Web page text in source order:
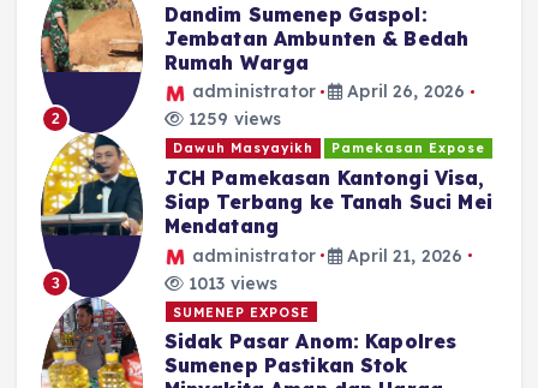
2
Dandim Sumenep Gaspol:
Jembatan Ambunten & Bedah
Rumah Warga
administrator
April 26, 2026
1259 views
3
Dawuh Masyayikh Pamekasan Expose
JCH Pamekasan Kantongi Visa,
Siap Terbang ke Tanah Suci Mei
Mendatang
administrator
April 21, 2026
1013 views
SUMENEP EXPOSE
Sidak Pasar Anom: Kapolres
Sumenep Pastikan Stok